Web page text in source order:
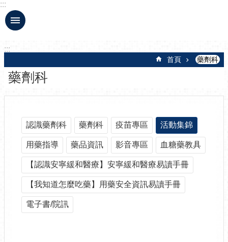
跳到主要內容區塊
:::
:::
首頁 藥劑科
藥劑科
認識藥劑科 藥劑科 疫苗專區 活動集錦
用藥指導 藥品資訊 影音專區 血糖藥教具
【認識安寧緩和醫療】安寧緩和醫療易讀手冊
【我知道怎麼吃藥】用藥安全資訊易讀手冊
電子書/院訊